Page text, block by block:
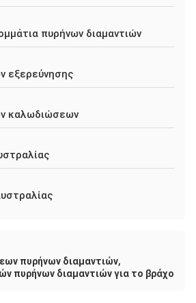
πυρήνων διαμαντιών
εξερεύνησης
καλωδιώσεων
πυρήνων διαμαντιών,
πυρήνων διαμαντιών για το βράχο